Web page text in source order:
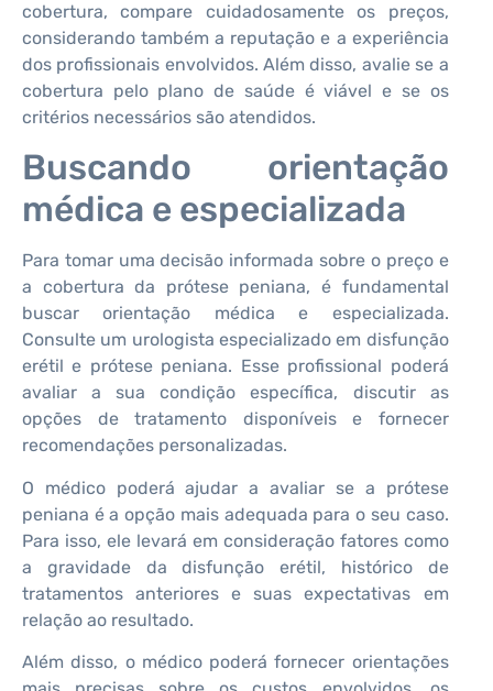
cobertura, compare cuidadosamente os preços,
considerando também a reputação e a experiência
dos profissionais envolvidos. Além disso, avalie se a
cobertura pelo plano de saúde é viável e se os
critérios necessários são atendidos.
Buscando orientação
médica e especializada
Para tomar uma decisão informada sobre o preço e
a cobertura da prótese peniana, é fundamental
buscar orientação médica e especializada.
Consulte um urologista especializado em disfunção
erétil e prótese peniana. Esse profissional poderá
avaliar a sua condição específica, discutir as
opções de tratamento disponíveis e fornecer
recomendações personalizadas.
O médico poderá ajudar a avaliar se a prótese
peniana é a opção mais adequada para o seu caso.
Para isso, ele levará em consideração fatores como
a gravidade da disfunção erétil, histórico de
tratamentos anteriores e suas expectativas em
relação ao resultado.
Além disso, o médico poderá fornecer orientações